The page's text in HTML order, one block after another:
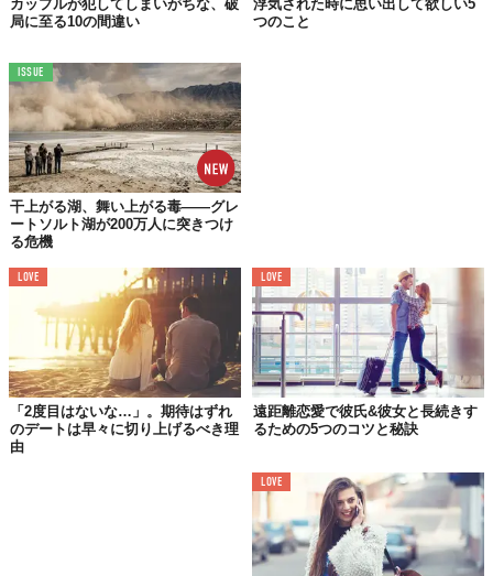
きり見えたら、パートナーと価値観を共有し合いましょう。そう
すると、より鮮明に二人の未来が描けるはずです。
あなたが、複数人の異性を関係を持つポリアモリーに肯定的で、
相手はモノガミーしか信じていない場合。どのような関係を築い
ていくかを前もって話しておかないと、いつしか修羅場がやって
その他にも、お互いがどれくらい一緒に時間を過ごしたいのか、
どれくらい頻繁にメールや電話などでやりとりをしたいのか。ソ
ーシャルメディアには二人の関係をどこまで公開したいのか。元
カップルが犯してしまいがちな、破
局に至る10の間違い
浮気された時に思い出して欲しい5
つのこと
ISSUE
干上がる湖、舞い上がる毒——グレ
ートソルト湖が200万人に突きつけ
る危機
LOVE
「2度目はないな…」。期待はずれ
のデートは早々に切り上げるべき理
由
LOVE
遠距離恋愛で彼氏&彼女と長続きす
るための5つのコツと秘訣
LOVE